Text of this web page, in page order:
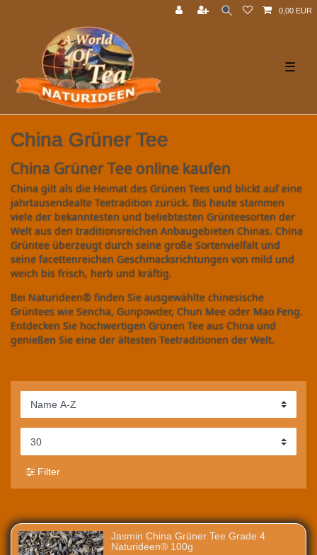
0,00 EUR
☰
China Grüner Tee
China Grüner Tee online kaufen
China gilt als die Heimat des Grünen Tees und blickt auf eine
jahrtausendealte Teetradition zurück. Bis heute stammen
viele der bekanntesten und beliebtesten Grünteesorten der
Welt aus den traditionsreichen Anbaugebieten Chinas. China
Grüntee überzeugt durch seine große Sortenvielfalt und
seine facettenreichen Geschmacksrichtungen von mild und
weich bis frisch, herb und kräftig.
Bei Naturideen® finden Sie ausgewählte chinesische
Grüntees wie Sencha, Gunpowder, Chun Mee oder Mao Feng.
Entdecken Sie hochwertigen Grünen Tee aus China und
genießen Sie eine der ältesten Teetraditionen der Welt.
Filter
Jasmin China Grüner Tee Grade 4
Naturideen® 100g